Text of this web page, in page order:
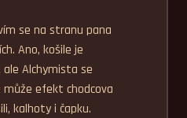
se na stranu pana
Ano, košile je
Alchymista se
efekt chodcova
kalhoty i čapku.